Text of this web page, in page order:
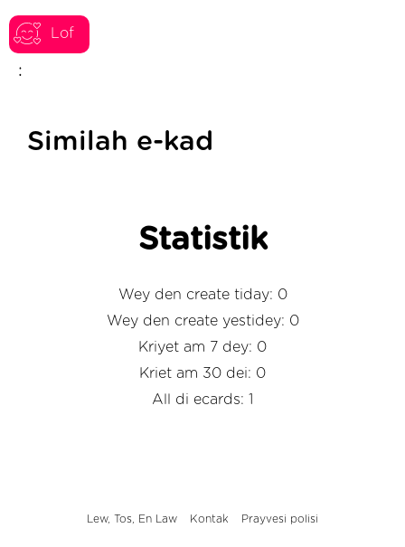
Lof
:
Similah e-kad
Statistik
Wey den create tiday: 0
Wey den create yestidey: 0
Kriyet am 7 dey: 0
Kriet am 30 dei: 0
All di ecards: 1
Lew, Tos, En Law Kontak Prayvesi polisi